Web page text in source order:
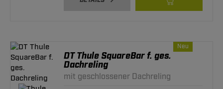
Neu
DT Thule SquareBar f. ges.
Dachreling
mit geschlossener Dachreling